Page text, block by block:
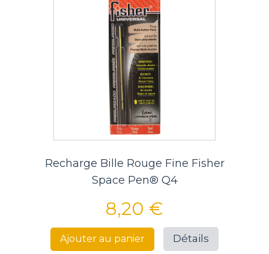
Recharge Bille Rouge Fine Fisher
Space Pen® Q4
8,20 €
Ajouter au panier Détails